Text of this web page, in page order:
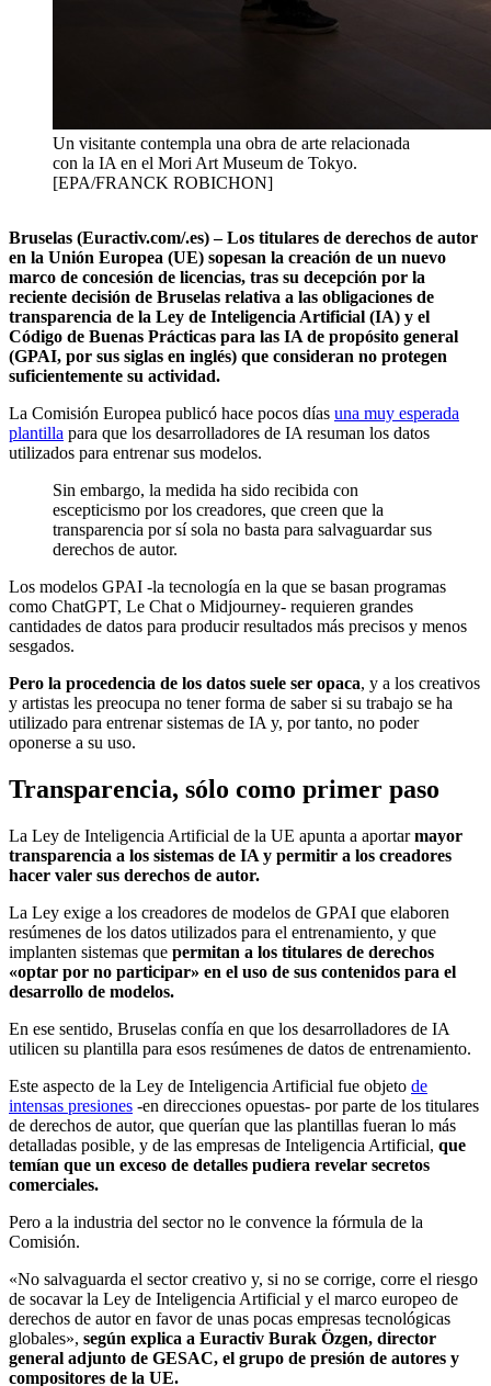
Un visitante contempla una obra de arte relacionada
con la IA en el Mori Art Museum de Tokyo.
[EPA/FRANCK ROBICHON]
Bruselas (Euractiv.com/.es) – Los titulares de derechos de autor
en la Unión Europea (UE) sopesan la creación de un nuevo
marco de concesión de licencias, tras su decepción por la
reciente decisión de Bruselas relativa a las obligaciones de
transparencia de la Ley de Inteligencia Artificial (IA) y el
Código de Buenas Prácticas para las IA de propósito general
(GPAI, por sus siglas en inglés) que consideran no protegen
suficientemente su actividad.
La Comisión Europea publicó hace pocos días una muy esperada
plantilla para que los desarrolladores de IA resuman los datos
utilizados para entrenar sus modelos.
Sin embargo, la medida ha sido recibida con
escepticismo por los creadores, que creen que la
transparencia por sí sola no basta para salvaguardar sus
derechos de autor.
Los modelos GPAI -la tecnología en la que se basan programas
como ChatGPT, Le Chat o Midjourney- requieren grandes
cantidades de datos para producir resultados más precisos y menos
sesgados.
Pero la procedencia de los datos suele ser opaca, y a los creativos
y artistas les preocupa no tener forma de saber si su trabajo se ha
utilizado para entrenar sistemas de IA y, por tanto, no poder
oponerse a su uso.
Transparencia, sólo como primer paso
La Ley de Inteligencia Artificial de la UE apunta a aportarmayor
transparencia a los sistemas de IA y permitir a los creadores
hacer valer sus derechos de autor.
La Ley exige a los creadores de modelos de GPAI que elaboren
resúmenes de los datos utilizados para el entrenamiento, y que
implanten sistemas que permitan a los titulares de derechos
«optar por no participar» en el uso de sus contenidos para el
desarrollo de modelos.
En ese sentido, Bruselas confía en que los desarrolladores de IA
utilicen su plantilla para esos resúmenes de datos de entrenamiento.
Este aspecto de la Ley de Inteligencia Artificial fue objeto de
intensas presiones -en direcciones opuestas- por parte de los titulares
de derechos de autor, que querían que las plantillas fueran lo más
detalladas posible, y de las empresas de Inteligencia Artificial, que
temían que un exceso de detalles pudiera revelar secretos
comerciales.
Pero a la industria del sector no le convence la fórmula de la
Comisión.
«No salvaguarda el sector creativo y, si no se corrige, corre el riesgo
de socavar la Ley de Inteligencia Artificial y el marco europeo de
derechos de autor en favor de unas pocas empresas tecnológicas
globales», según explica a Euractiv Burak Özgen, director
general adjunto de GESAC, el grupo de presión de autores y
compositores de la UE.